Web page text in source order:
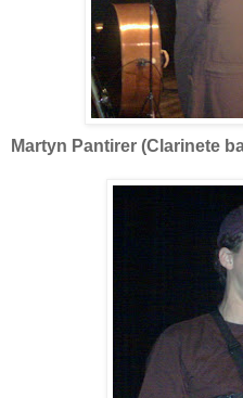
Martyn Pantirer (Clarinete